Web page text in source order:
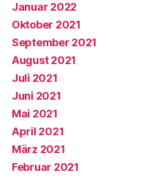
Januar 2022
Oktober 2021
September 2021
August 2021
Juli 2021
Juni 2021
Mai 2021
April 2021
März 2021
Februar 2021